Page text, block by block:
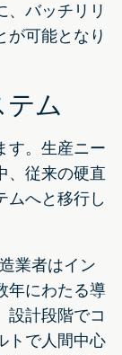
、バッチリリ
が可能となり
ム
す。生産ニー
、従来の硬直
ムへと移行し
業者はイン
年にわたる導
設計段階でコ
トで人間中心